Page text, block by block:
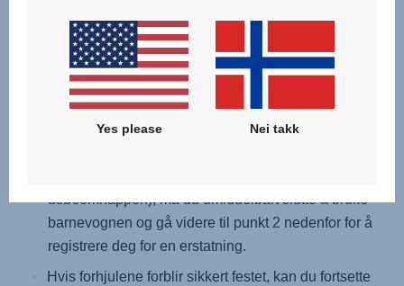
Utfør følgende enkle trinn:
Fjern seteenheten eller bagdelen fra understellet.
Løft deretter understellet slik at forhjulene er løftet
fra bakken, og trekk forsiktig i hvert forhjul for å ta
utløserknappen), må du umiddelbart slutte å bruke
barnevognen og gå videre til punkt 2 nedenfor for å
registrere deg for en erstatning.
Hvis forhjulene forblir sikkert festet, kan du fortsette
Yes please Nei takk